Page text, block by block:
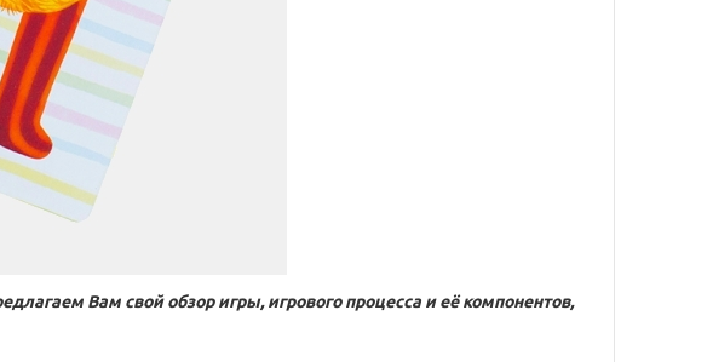
Вам свой обзор игры, игрового процесса и её компонентов,